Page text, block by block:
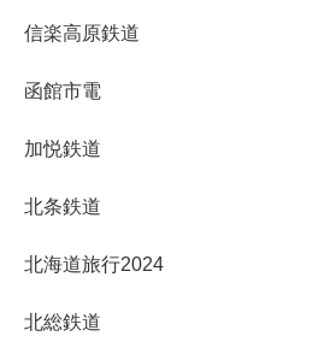
信楽高原鉄道
函館市電
加悦鉄道
北条鉄道
北海道旅行2024
北総鉄道